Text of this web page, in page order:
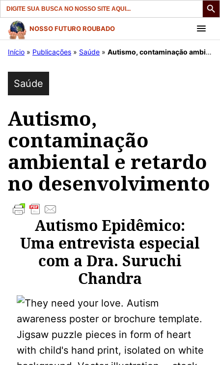
Search
for:
Pular
para
conteúdo
NOSSO FUTURO ROUBADO
Início » Publicações » Saúde » Autismo, contaminação ambiental e retardo no desenvolvimento
Saúde
Autismo,
contaminação
ambiental e retardo
no desenvolvimento
Autismo Epidêmico:
Uma entrevista especial
com a Dra. Suruchi
Chandra